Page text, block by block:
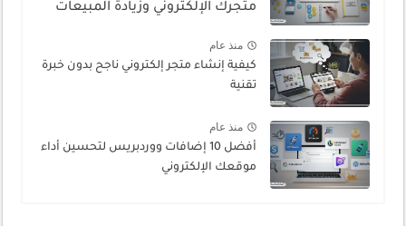
متجرك الإلكتروني وزيادة المبيعات
منذ عام
كيفية إنشاء متجر إلكتروني ناجح بدون خبرة
تقنية
منذ عام
أفضل 10 إضافات ووردبريس لتحسين أداء
موقعك الإلكتروني